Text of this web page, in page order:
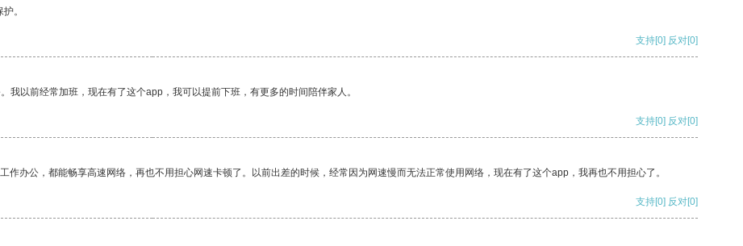
。
支持[0] 反对[0]
以前经常加班，现在有了这个app，我可以提前下班，有更多的时间陪伴家人。
支持[0] 反对[0]
办公，都能畅享高速网络，再也不用担心网速卡顿了。以前出差的时候，经常因为网速慢而无法正常使用网络，现在有了这个app，我再也不用担心了。
支持[0] 反对[0]